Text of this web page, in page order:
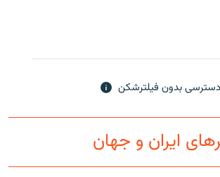
دسترسی بدون فیلترشکن
ایران و جهان